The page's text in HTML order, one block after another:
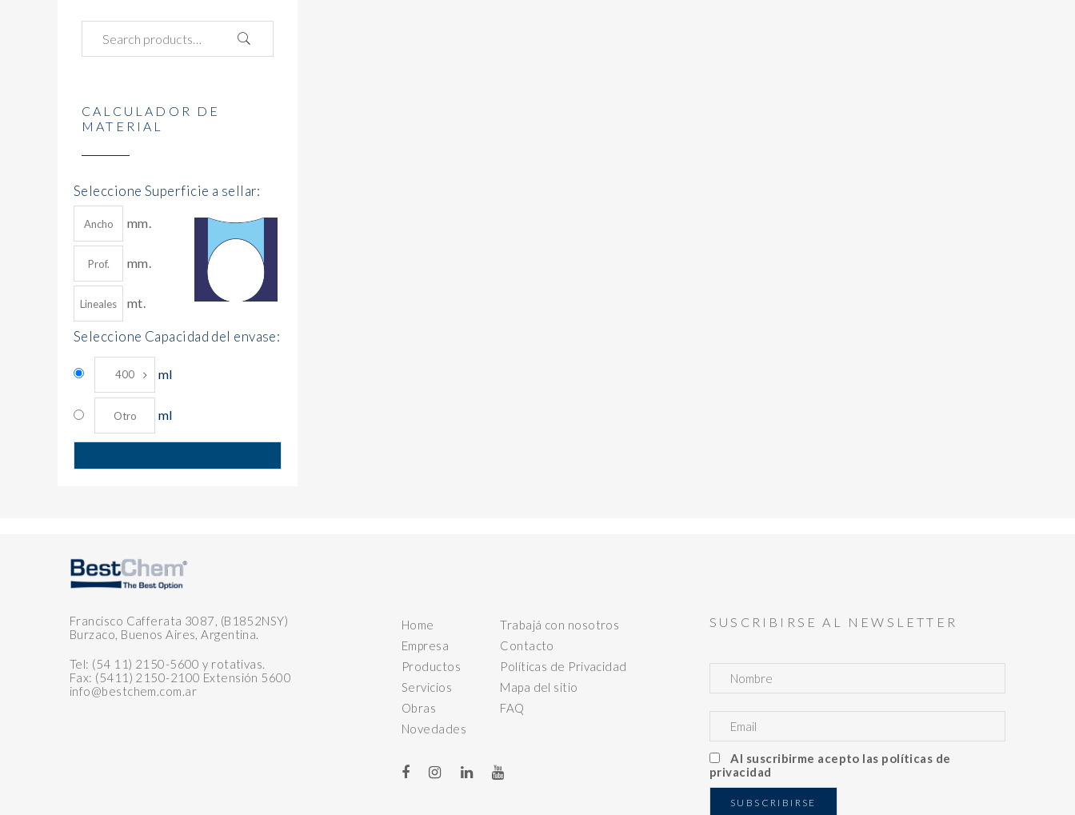
CALCULADOR DE
MATERIAL
Seleccione Superficie a sellar:
mm.
mm.
mt.
Seleccione Capacidad del envase:
ml
ml
Francisco Cafferata 3087, (B1852NSY)
Burzaco, Buenos Aires, Argentina.
Tel: (54 11) 2150-5600 y rotativas.
Fax: (5411) 2150-2100 Extensión 5600
info@bestchem.com.ar
Home
Empresa
Productos
Servicios
Obras
Novedades
Trabajá con nosotros
Contacto
Políticas de Privacidad
Mapa del sitio
FAQ
SUSCRIBIRSE AL NEWSLETTER
Al suscribirme acepto las políticas de
privacidad